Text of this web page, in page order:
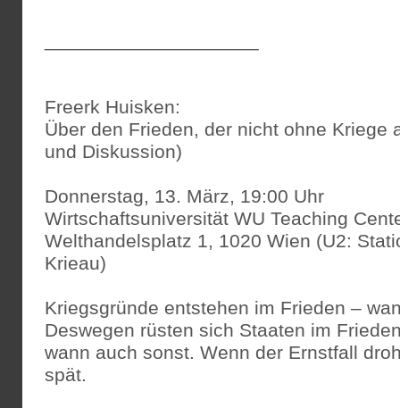
Freerk Huisken:
Über den Frieden, der nicht ohne Kriege
und Diskussion)
Donnerstag, 13. März, 19:00 Uhr
Wirtschaftsuniversität WU Teaching
Welthandelsplatz 1, 1020 Wien (U2:
Krieau)
Kriegsgründe entstehen im Frieden –
Deswegen rüsten sich Staaten im
wann auch sonst. Wenn der Ernstfall
spät.